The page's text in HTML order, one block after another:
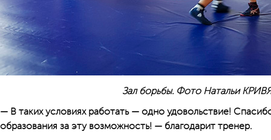
Зал борьбы. Фото Натальи
— В таких условиях работать — одно удовольствие!
образования за эту возможность! — благодарит тренер.